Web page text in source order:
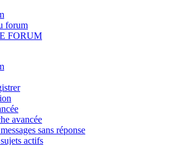
forum
FORUM
avancée
sans réponse
actifs